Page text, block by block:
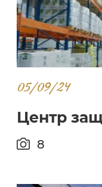
05/09/24
Центр
8